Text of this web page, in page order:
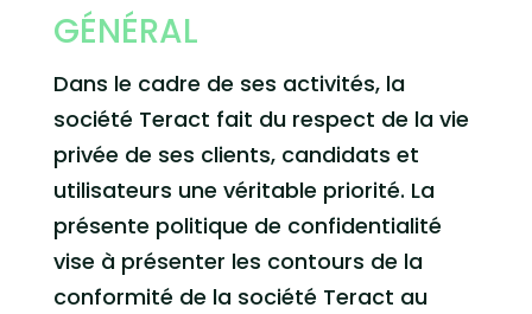
GÉNÉRAL
Dans le cadre de ses activités, la
société Teract fait du respect de la vie
privée de ses clients, candidats et
utilisateurs une véritable priorité. La
présente politique de confidentialité
vise à présenter les contours de la
conformité de la société Teract au